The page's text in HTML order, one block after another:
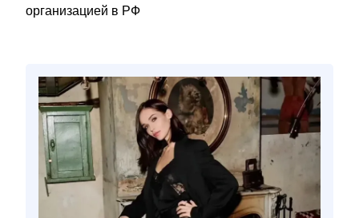
организацией в РФ